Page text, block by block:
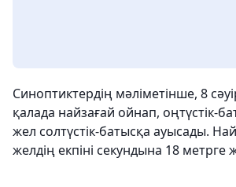
Синоптиктердің мәліметінше, 8
қалада найзағай ойнап, оңтүстік-
жел солтүстік-батысқа ауысады.
желдің екпіні секундына 18 метрге